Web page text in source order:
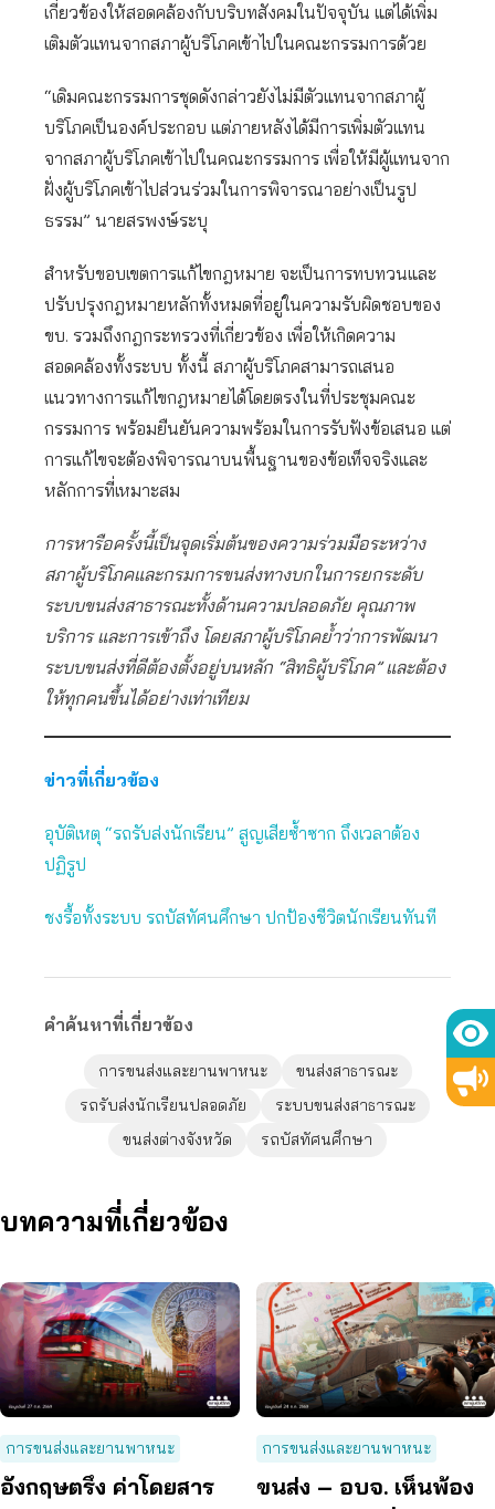
เกี่ยวข้องให้สอดคล้องกับบริบทสังคมในปัจจุบัน แต่ได้เพิ่ม
เติมตัวแทนจากสภาผู้บริโภคเข้าไปในคณะกรรมการด้วย
“เดิมคณะกรรมการชุดดังกล่าวยังไม่มีตัวแทนจากสภาผู้
บริโภคเป็นองค์ประกอบ แต่ภายหลังได้มีการเพิ่มตัวแทน
จากสภาผู้บริโภคเข้าไปในคณะกรรมการ เพื่อให้มีผู้แทนจาก
ฝั่งผู้บริโภคเข้าไปส่วนร่วมในการพิจารณาอย่างเป็นรูป
ธรรม” นายสรพงษ์ระบุ
สำหรับขอบเขตการแก้ไขกฎหมาย จะเป็นการทบทวนและ
ปรับปรุงกฎหมายหลักทั้งหมดที่อยู่ในความรับผิดชอบของ
ขบ. รวมถึงกฎกระทรวงที่เกี่ยวข้อง เพื่อให้เกิดความ
สอดคล้องทั้งระบบ ทั้งนี้ สภาผู้บริโภคสามารถเสนอ
แนวทางการแก้ไขกฎหมายได้โดยตรงในที่ประชุมคณะ
กรรมการ พร้อมยืนยันความพร้อมในการรับฟังข้อเสนอ แต่
การแก้ไขจะต้องพิจารณาบนพื้นฐานของข้อเท็จจริงและ
หลักการที่เหมาะสม
การหารือครั้งนี้เป็นจุดเริ่มต้นของความร่วมมือระหว่าง
สภาผู้บริโภคและกรมการขนส่งทางบกในการยกระดับ
ระบบขนส่งสาธารณะทั้งด้านความปลอดภัย คุณภาพ
บริการ และการเข้าถึง โดยสภาผู้บริโภคย้ำว่าการพัฒนา
ระบบขนส่งที่ดีต้องตั้งอยู่บนหลัก “สิทธิผู้บริโภค” และต้อง
ให้ทุกคนขึ้นได้อย่างเท่าเทียม
ข่าวที่เกี่ยวข้อง
อุบัติเหตุ “รถรับส่งนักเรียน” สูญเสียซ้ำซาก ถึงเวลาต้อง
ปฏิรูป
ชงรื้อทั้งระบบ รถบัสทัศนศึกษา ปกป้องชีวิตนักเรียนทันที
คำค้นหาที่เกี่ยวข้อง
การขนส่งและยานพาหนะ
ขนส่งสาธารณะ
รถรับส่งนักเรียนปลอดภัย
ระบบขนส่งสาธารณะ
ขนส่งต่างจังหวัด
รถบัสทัศนศึกษา
บทความที่เกี่ยวข้อง
การขนส่งและยานพาหนะ
อังกฤษตรึง ค่าโดยสาร
การขนส่งและยานพาหนะ
ขนส่ง – อบจ. เห็นพ้อง